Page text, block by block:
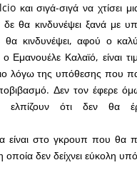
και σιγά-σιγά να χτίσει
θα κινδυνέψει ξανά με
κινδυνέψει, αφού ο
Εμανουέλε Καλαϊό, είναι
λόγω της υπόθεσης που
Δεν τον έφερε
ότι δεν θα
στο γκρουπ που θα
δεν δείχνει εύκολη